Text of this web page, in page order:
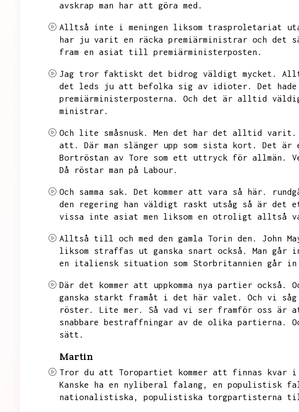
avskrap man har att göra med.
Alltså inte i meningen liksom trasproletariat
har ju varit en räcka premiärministrar och
fram en asiat till premiärministerposten.
Jag tror faktiskt det bidrog väldigt mycket.
det leds ju att befolka sig av idioter.
Det
premiärministerposterna.
Och det är alltid väldigt
ministrar.
Och lite småsnusk. Men det har det alltid varit.
att.
Där man slänger upp som sista kort. Det är
Bortröstan av Tore som ett uttryck för allmän.
Då röstar man på Labour.
Och samma sak. Det kommer att vara så här.
den regering han väldigt raskt utsåg så är det
vissa inte asiat men liksom en otroligt alltså
Alltså till och med den gamla Torin den. John
liksom straffas ut ganska snart också.
Man går
en italiensk situation som Storbritannien går
Där det kommer att uppkomma nya partier också.
ganska starkt framåt i det här valet.
Och vi
röster.
Lite mer. Så vad vi ser framför oss är
snabbare bestraffningar av de olika partierna.
sätt.
Martin
Tror du att Toropartiet kommer att finnas kvar
Kanske ha en nyliberal falang,
en populistisk
nationalistiska,
populistiska